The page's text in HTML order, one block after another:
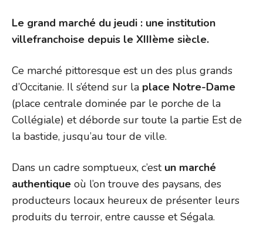
Le grand marché du jeudi : une institution
villefranchoise depuis le XIIIème siècle.
Ce marché pittoresque est un des plus grands
d’Occitanie. Il s’étend sur la place Notre-Dame
(place centrale dominée par le porche de la
Collégiale) et déborde sur toute la partie Est de
la bastide, jusqu’au tour de ville.
Dans un cadre somptueux, c’estun marché
authentique où l’on trouve des paysans, des
producteurs locaux heureux de présenter leurs
produits du terroir, entre causse et Ségala.